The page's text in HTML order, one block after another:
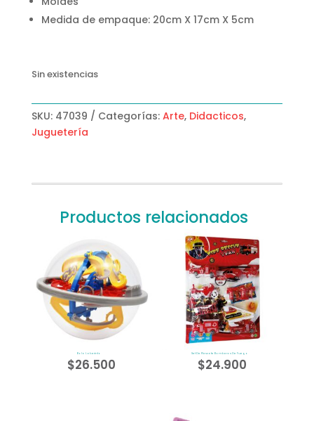
Medida de empaque: 20cm X 17cm X 5cm
Sin existencias
SKU: 47039 Categorías: Arte, Didacticos,
Juguetería
Productos relacionados
Bola Laberinto
$26.500
Set De Rescate Bomberos De Fuego
$24.900